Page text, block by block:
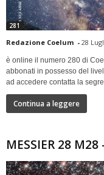
281
Redazione Coelum - 28
è online il numero 280 di
abbonati in possesso del
ad accedere contatta la
Continua a leggere
MESSIER 28